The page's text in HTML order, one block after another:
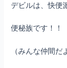
デビルは、快便
便秘族です！
（みんな仲間だ